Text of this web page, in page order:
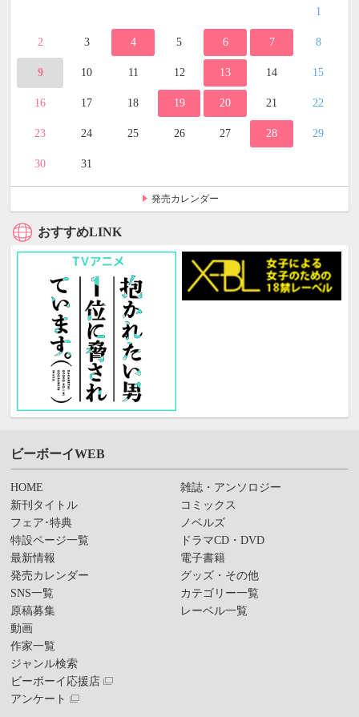
1
2 3 4 5 6 7 8
9 10 11 12 13 14 15
16 17 18 19 20 21 22
23 24 25 26 27 28 29
30 31
発売カレンダー
おすすめLINK
ビーボーイWEB
HOME
新刊タイトル
フェア･特典
特設ページ一覧
最新情報
発売カレンダー
SNS一覧
原稿募集
動画
作家一覧
ジャンル検索
ビーボーイ応援店
アンケート
雑誌・アンソロジー
コミックス
ノベルズ
ドラマCD・DVD
電子書籍
グッズ・その他
カテゴリー一覧
レーベル一覧